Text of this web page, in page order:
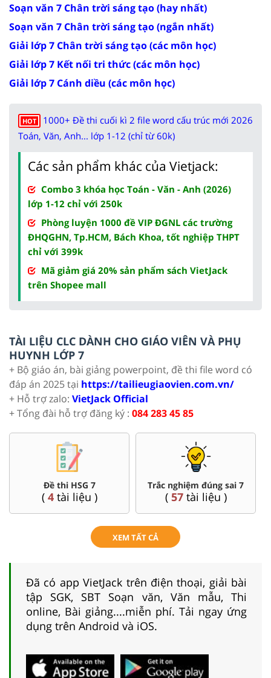
Soạn văn 7 Chân trời sáng tạo (hay nhất)
Soạn văn 7 Chân trời sáng tạo (ngắn nhất)
Giải lớp 7 Chân trời sáng tạo (các môn học)
Giải lớp 7 Kết nối tri thức (các môn học)
Giải lớp 7 Cánh diều (các môn học)
HOT
1000+ Đề thi cuối kì 2 file word cấu trúc mới 2026
Toán, Văn, Anh... lớp 1-12 (chỉ từ 60k)
Các sản phẩm khác của Vietjack:
Combo 3 khóa học Toán - Văn - Anh (2026)
lớp 1-12 chỉ với 250k
Phòng luyện 1000 đề VIP ĐGNL các trường
ĐHQGHN, Tp.HCM, Bách Khoa, tốt nghiệp THPT
chỉ với 399k
Mã giảm giá 20% sản phẩm sách VietJack
trên Shopee mall
TÀI LIỆU CLC DÀNH CHO GIÁO VIÊN VÀ PHỤ
HUYNH LỚP 7
+ Bộ giáo án, bài giảng powerpoint, đề thi file word có
đáp án 2025 tại https://tailieugiaovien.com.vn/
+ Hỗ trợ zalo: VietJack Official
+ Tổng đài hỗ trợ đăng ký : 084 283 45 85
Đề thi HSG 7
( 4tài liệu )
Trắc nghiệm đúng sai 7
( 57tài liệu )
XEM TẤT CẢ
Đã có app VietJack trên điện thoại, giải bài
tập SGK, SBT Soạn văn, Văn mẫu, Thi
online, Bài giảng....miễn phí. Tải ngay ứng
dụng trên Android và iOS.